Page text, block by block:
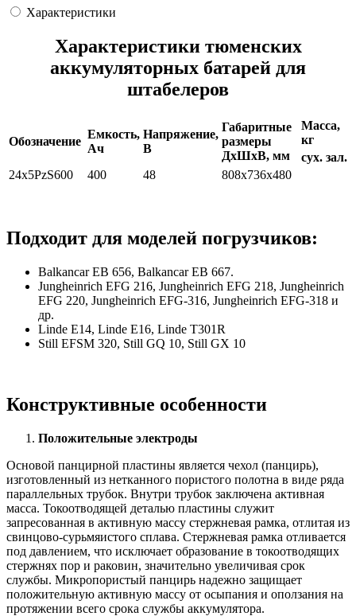
Характеристики
Характеристики тюменских
аккумуляторных батарей для
штабелеров
Обозначение
Емкость,
Ач
Напряжение,
В
Габаритные
размеры
ДхШхВ, мм
Масса,
кг
сух. зал.
24x5PzS600
400 48 808x736x480
Подходит для моделей погрузчиков:
Balkancar ЕВ 656, Balkancar ЕВ 667.
Jungheinrich EFG 216, Jungheinrich EFG 218, Jungheinrich
EFG 220, Jungheinrich EFG-316, Jungheinrich EFG-318 и
др.
Linde E14, Linde E16, Linde T301R
Still EFSM 320, Still GQ 10, Still GX 10
Конструктивные особенности
Положительные электроды
Основой панцирной пластины является чехол (панцирь),
изготовленный из нетканного пористого полотна в виде ряда
параллельных трубок. Внутри трубок заключена активная
масса. Токоотводящей деталью пластины служит
запресованная в активную массу стержневая рамка, отлитая из
свинцово-сурьмяистого сплава. Стержневая рамка отливается
под давлением, что исключает образование в токоотводящих
стержнях пор и раковин, значительно увеличивая срок
службы. Микропористый панцирь надежно защищает
положительную активную массу от осыпания и оползания на
протяжении всего срока службы аккумулятора.